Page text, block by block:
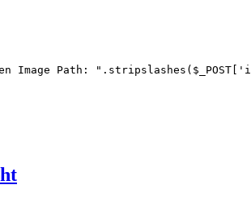
Image Path: